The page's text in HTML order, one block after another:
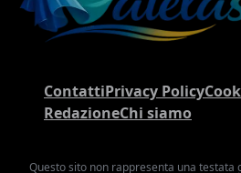
ContattiPrivacy Policy
RedazioneChi siamo
Questo sito non rappresenta una testata